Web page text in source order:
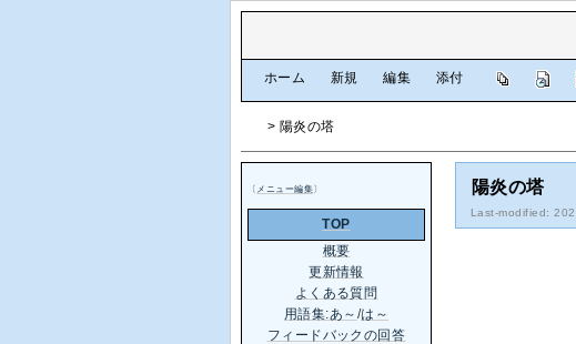
ホーム 新規 編集 添付
> 陽炎の塔
陽炎の塔
Last-modified:
〔 メニュー編集〕
TOP
概要
更新情報
よくある質問
用語集:あ～ /は～
フィードバックの回答